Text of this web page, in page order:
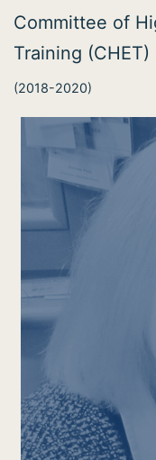
Committee of
Training
(2018-2020)